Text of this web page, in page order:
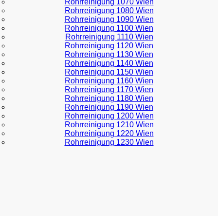
Rohrreinigung 1070 Wien
Rohrreinigung 1080 Wien
Rohrreinigung 1090 Wien
Rohrreinigung 1100 Wien
Rohrreinigung 1110 Wien
Rohrreinigung 1120 Wien
Rohrreinigung 1130 Wien
Rohrreinigung 1140 Wien
Rohrreinigung 1150 Wien
Rohrreinigung 1160 Wien
Rohrreinigung 1170 Wien
Rohrreinigung 1180 Wien
Rohrreinigung 1190 Wien
Rohrreinigung 1200 Wien
Rohrreinigung 1210 Wien
Rohrreinigung 1220 Wien
Rohrreinigung 1230 Wien